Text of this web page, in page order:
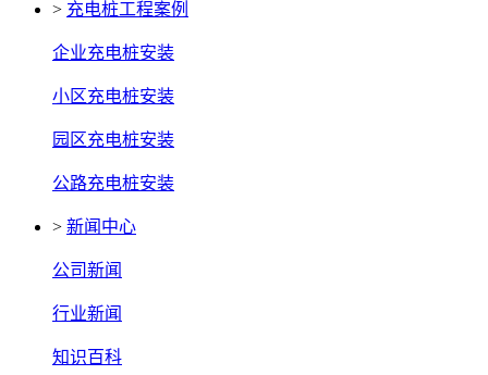
> 充电桩工程案例
企业充电桩安装
小区充电桩安装
园区充电桩安装
公路充电桩安装
> 新闻中心
公司新闻
行业新闻
知识百科